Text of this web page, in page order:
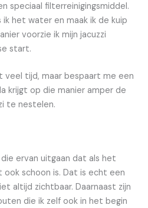
speciaal filterreinigingsmiddel.
het water en maak ik de kuip
voorzie ik mijn jacuzzi
start.
veel tijd, maar bespaart me een
krijgt op die manier amper de
te nestelen.
ervan uitgaan dat als het
schoon is. Dat is echt een
altijd zichtbaar. Daarnaast zijn
die ik zelf ook in het begin